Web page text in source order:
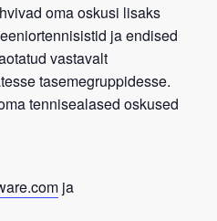
oma oskusi lisaks
ja endised
vastavalt
tasemegruppidesse.
tennisealased oskused
ja